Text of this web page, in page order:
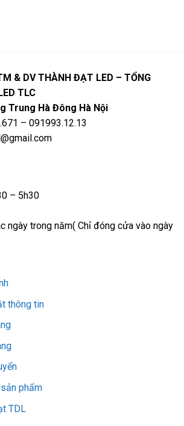
& DV THÀNH ĐẠT LED – TỔNG
TLC
Trung Hà Đông Hà Nội
– 091993.12.13
– 5h30
ngày trong năm( Chỉ đóng cửa vào ngày
thông tin
phẩm
TDL